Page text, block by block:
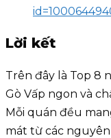
Lời kết
Trên đây là Top 8
Gò Vấp ngon và
Mỗi quán đều
mát từ các